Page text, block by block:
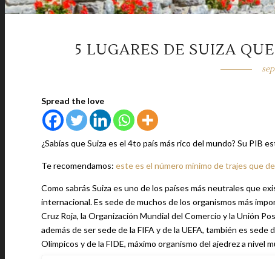
5 LUGARES DE SUIZA
Spread the love
¿Sabías que Suiza es el 4to país más rico del mundo? Su PIB
Te recomendamos: este es el número mínimo de trajes que
Como sabrás Suiza es uno de los países más neutrales que
internacional. Es sede de muchos de los organismos más
Cruz Roja, la Organización Mundial del Comercio y la Unión
además de ser sede de la FIFA y de la UEFA, también es sede del COI, el principal organismo encargado de la realización de los Juegos
Olímpicos y de la FIDE, máximo organismo del ajedrez a nivel